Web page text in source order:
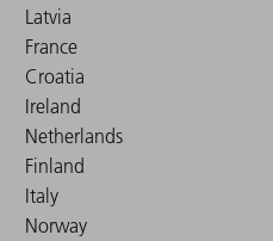
Latvia
France
Croatia
Ireland
Netherlands
Finland
Italy
Norway